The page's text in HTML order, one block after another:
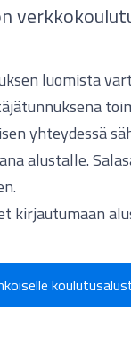
luomista
yhteydessä
alustalle.
kirjautumaan